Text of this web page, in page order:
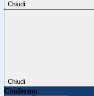
Chiudi
Chiudi
Conferma